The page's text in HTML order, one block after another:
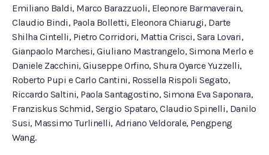
Emiliano Baldi, Marco Barazzuoli, Eleonore Barmaverain,
Claudio Bindi, Paola Bolletti, Eleonora Chiarugi, Darte
Shilha Cintelli, Pietro Corridori, Mattia Crisci, Sara Lovari,
Gianpaolo Marchesi, Giuliano Mastrangelo, Simona Merlo e
Daniele Zacchini, Giuseppe Orfino, Shura Oyarce Yuzzelli,
Roberto Pupi e Carlo Cantini, Rossella Rispoli Segato,
Riccardo Saltini, Paola Santagostino, Simona Eva Saponara,
Franziskus Schmid, Sergio Spataro, Claudio Spinelli, Danilo
Susi, Massimo Turlinelli, Adriano Veldorale, Pengpeng
Wang.